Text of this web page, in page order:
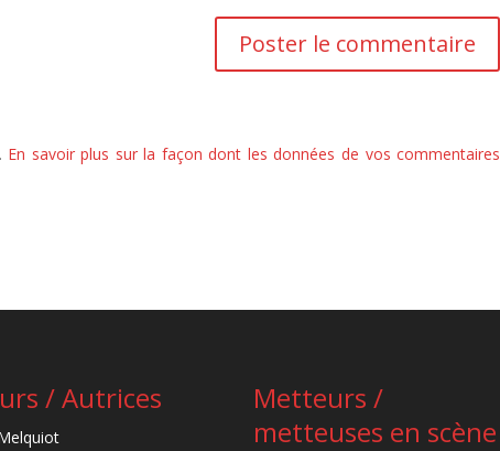
En savoir plus sur la façon dont les données de vos commentaires
/ Autrices
Metteurs /
metteuses en scène